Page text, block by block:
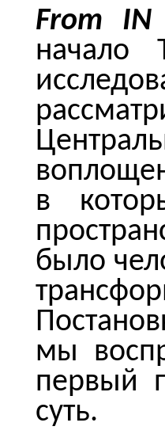
From
IN
начало
в
было
мы
первый
суть.